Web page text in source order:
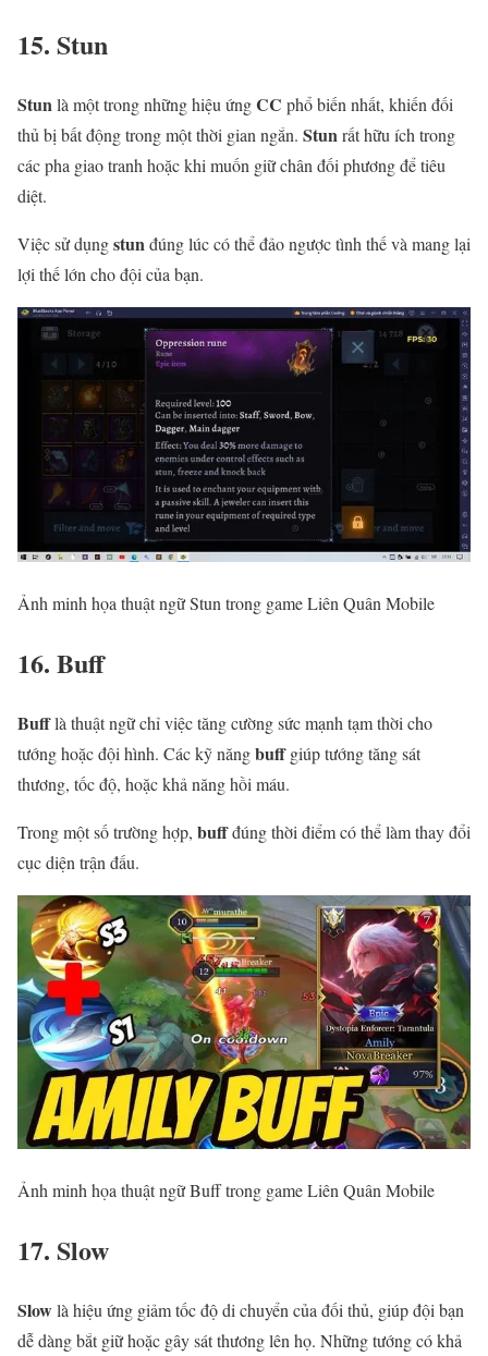
15. Stun
Stunlà một trong những hiệu ứngCC phổ biến nhất, khiến đối
thủ bị bất động trong một thời gian ngắn. Stunrất hữu ích trong
các pha giao tranh hoặc khi muốn giữ chân đối phương để tiêu
diệt.
Việc sử dụngstunđúng lúc có thể đảo ngược tình thế và mang lại
lợi thế lớn cho đội của bạn.
Ảnh minh họa thuật ngữ Stun trong game Liên Quân Mobile
16. Buff
Bufflà thuật ngữ chỉ việc tăng cường sức mạnh tạm thời cho
tướng hoặc đội hình. Các kỹ năngbuffgiúp tướng tăng sát
thương, tốc độ, hoặc khả năng hồi máu.
Trong một số trường hợp, buffđúng thời điểm có thể làm thay đổi
cục diện trận đấu.
Ảnh minh họa thuật ngữ Buff trong game Liên Quân Mobile
17. Slow
Slowlà hiệu ứng giảm tốc độ di chuyển của đối thủ, giúp đội bạn
dễ dàng bắt giữ hoặc gây sát thương lên họ. Những tướng có khả